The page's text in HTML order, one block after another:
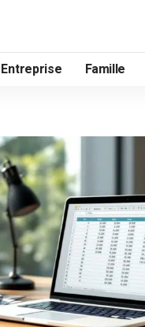
Entreprise Famille